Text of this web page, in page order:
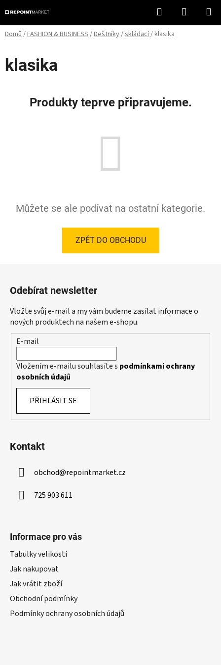
na
obsah
Hledat
KOŠÍK
Domů/FASHION & BUSINESS/Deštníky/skládací/klasika
klasika
Produkty teprve připravujeme.
Můžete se ale podívat na ostatní kategorie.
ZPĚT DO OBCHODU
Odebírat newsletter
Vložte svůj e-mail a my vám budeme zasílat informace o
nových produktech na našem e-shopu.
E-mail
Vložením e-mailu souhlasíte s podmínkami ochrany
osobních údajů
PŘIHLÁSIT SE
Kontakt
obchod@repointmarket.cz
725 903 611
Informace pro vás
Tabulky velikostí
Jak nakupovat
Jak vrátit zboží
Obchodní podmínky
Podmínky ochrany osobních údajů